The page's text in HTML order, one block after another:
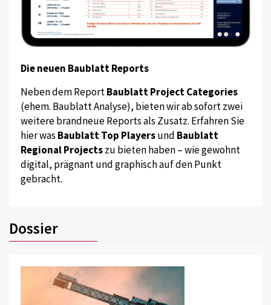
Die neuen Baublatt Reports
Neben dem ReportBaublatt Project Categories
(ehem. Baublatt Analyse), bieten wir ab sofort zwei
weitere brandneue Reports als Zusatz. Erfahren Sie
hier was Baublatt Top Playersund Baublatt
Regional Projectszu bieten haben – wie gewohnt
digital, prägnant und graphisch auf den Punkt
gebracht.
Dossier